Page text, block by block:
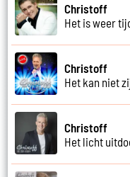
Christoff
Het is weer
Christoff
Het kan niet
Christoff
Het licht